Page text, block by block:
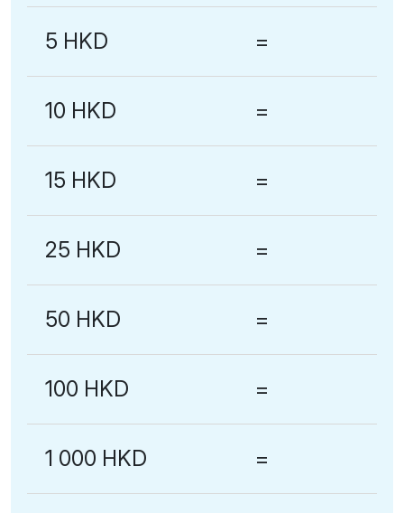
5 HKD =
10 HKD =
15 HKD =
25 HKD =
50 HKD =
100 HKD =
1 000 HKD =